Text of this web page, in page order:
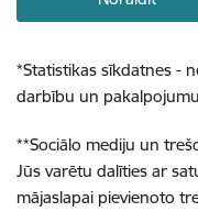
*Statistikas sīkdatnes -
darbību un
**Sociālo mediju un
Jūs varētu dalīties ar
mājaslapai pievienoto